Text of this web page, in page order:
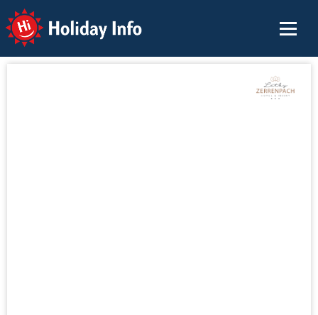
Holiday Info